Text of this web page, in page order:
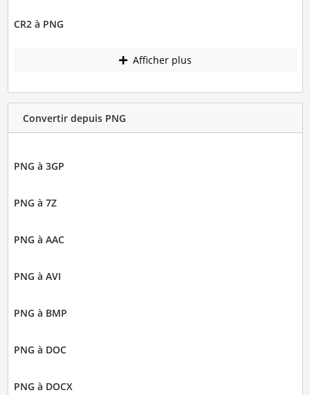
CR2 à PNG
Afficher plus
Convertir depuis PNG
PNG à 3GP
PNG à 7Z
PNG à AAC
PNG à AVI
PNG à BMP
PNG à DOC
PNG à DOCX